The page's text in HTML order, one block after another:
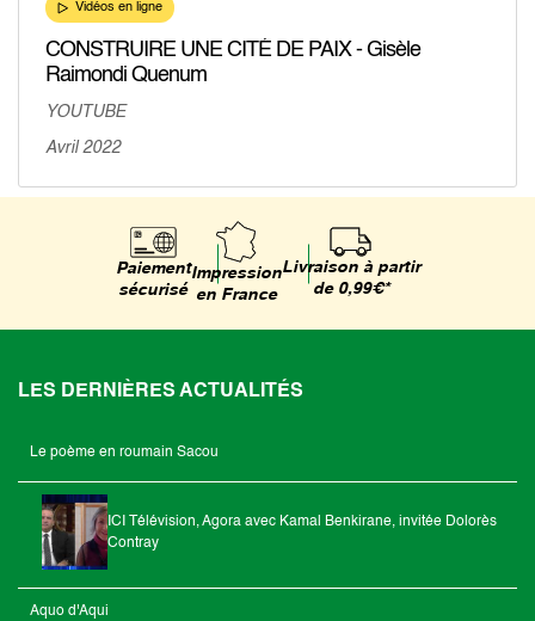
Vidéos en ligne
CONSTRUIRE UNE CITÉ DE PAIX - Gisèle
Raimondi Quenum
YOUTUBE
Avril 2022
Paiement
sécurisé
Impression
en France
Livraison à partir
de 0,99€*
LES DERNIÈRES ACTUALITÉS
Le poème en roumain Sacou
ICI Télévision, Agora avec Kamal Benkirane, invitée Dolorès
Contray
Aquo d'Aqui